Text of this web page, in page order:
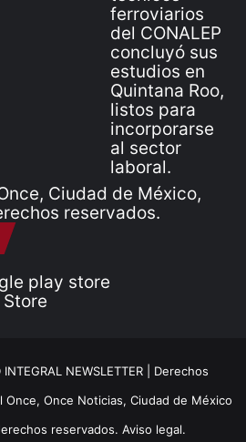
Ciudad de México,
reservados.
NEWSLETTER | Derechos
Once, Once Noticias, Ciudad de México
reservados. Aviso legal.